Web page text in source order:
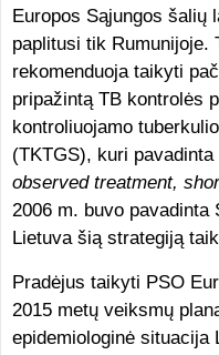
Europos Sąjungos šalių
paplitusi tik Rumunijoje.
rekomenduoja taikyti
pripažintą TB kontrolės
kontroliuojamo
(TKTGS), kuri
observed treatment,
2006 m. buvo pavadinta
Lietuva šią strategiją
Pradėjus taikyti PSO
2015 metų veiksmų
epidemiologinė situacija